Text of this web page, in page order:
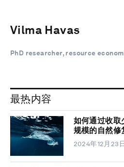
Vilma Havas
PhD researcher, resource
最热内容
如何通过收取
规模的自然修
2024年12月23日